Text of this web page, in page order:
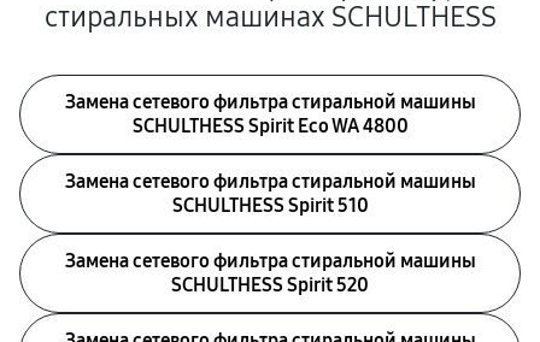
стиральных машинах SCHULTHESS
Замена сетевого фильтра стиральной машины
SCHULTHESS Spirit Eco WA 4800
Замена сетевого фильтра стиральной машины
SCHULTHESS Spirit 510
Замена сетевого фильтра стиральной машины
SCHULTHESS Spirit 520